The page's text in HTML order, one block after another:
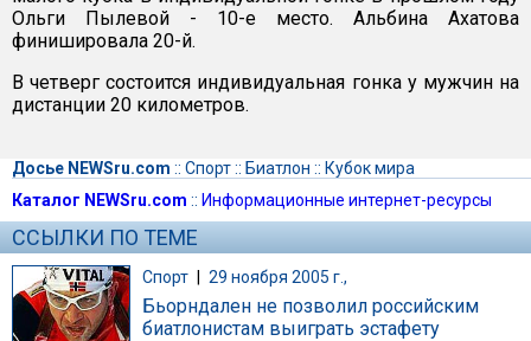
Ольги Пылевой - 10-е место. Альбина Ахатова
финишировала 20-й.
В четверг состоится индивидуальная гонка у мужчин на
дистанции 20 километров.
Досье NEWSru.com :: Спорт:: Биатлон :: Кубок мира
Каталог NEWSru.com :: Информационные интернет-ресурсы
ССЫЛКИ ПО ТЕМЕ
Спорт | 29 ноября 2005 г.,
Бьорндален не позволил российским
биатлонистам выиграть эстафету